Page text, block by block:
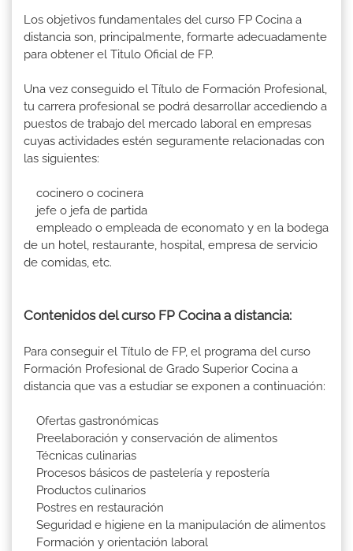
Los objetivos fundamentales del curso FP Cocina a
distancia son, principalmente, formarte adecuadamente
para obtener el Titulo Oficial de FP.
Una vez conseguido el Título de Formación Profesional,
tu carrera profesional se podrá desarrollar accediendo a
puestos de trabajo del mercado laboral en empresas
cuyas actividades estén seguramente relacionadas con
las siguientes:
cocinero o cocinera
jefe o jefa de partida
empleado o empleada de economato y en la bodega
de un hotel, restaurante, hospital, empresa de servicio
de comidas, etc.
Contenidos del curso FP Cocina a distancia:
Para conseguir el Título de FP, el programa del curso
Formación Profesional de Grado Superior Cocina a
distancia que vas a estudiar se exponen a continuación:
Ofertas gastronómicas
Preelaboración y conservación de alimentos
Técnicas culinarias
Procesos básicos de pastelería y repostería
Productos culinarios
Postres en restauración
Seguridad e higiene en la manipulación de alimentos
Formación y orientación laboral